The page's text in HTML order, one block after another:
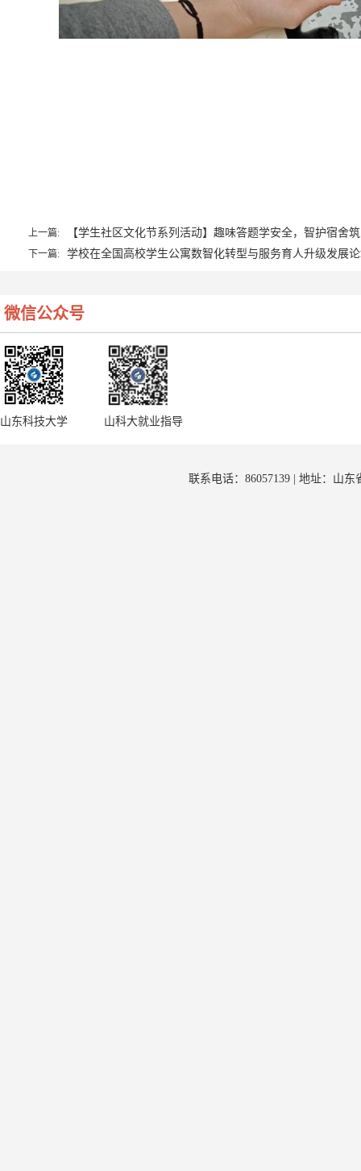
上一篇: 【学生社区文化节系列活动】趣味答题学安全，智护宿
下一篇: 学校在全国高校学生公寓数智化转型与服务育人升级发展
微信公众号
山东科技大学 山科大就业指导
联系电话：86057139 | 地址：山